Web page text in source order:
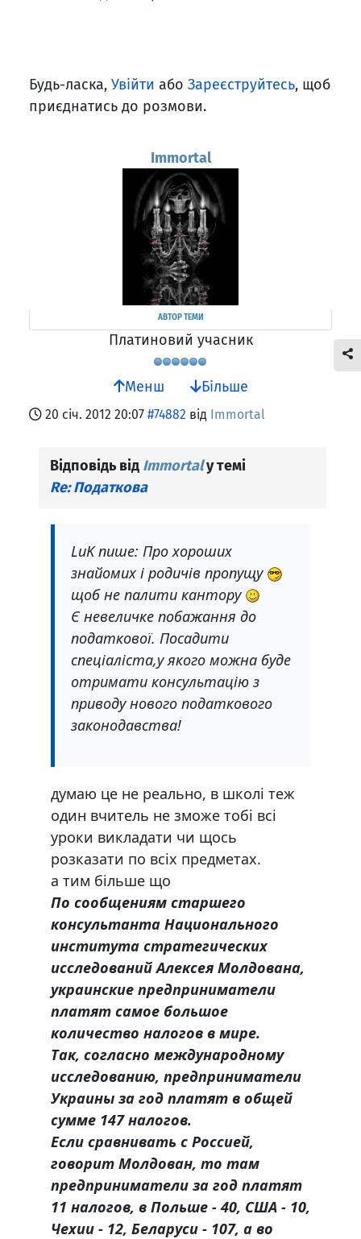
Будь-ласка, Увійти або Зареєструйтесь, щоб
приєднатись до розмови.
Immortal
АВТОР ТЕМИ
Платиновий учасник
Менш Більше
20 січ. 2012 20:07 #74882 від Immortal
Відповідь від Immortalу темі
Re: Податкова
LuK пише: Про хороших
знайомих і родичів пропущу
щоб не палити кантору
Є невеличке побажання до
податкової. Посадити
спеціаліста,у якого можна буде
отримати консультацію з
приводу нового податкового
законодавства!
думаю це не реально, в школі теж
один вчитель не зможе тобі всі
уроки викладати чи щось
розказати по всіх предметах.
а тим більше що
По сообщениям старшего
консультанта Национального
института стратегических
исследований Алексея Молдована,
украинские предприниматели
платят самое большое
количество налогов в мире.
Так, согласно международному
исследованию, предприниматели
Украины за год платят в общей
сумме 147 налогов.
Если сравнивать с Россией,
говорит Молдован, то там
предприниматели за год платят
11 налогов, в Польше - 40, США - 10,
Чехии - 12, Беларуси - 107, а во